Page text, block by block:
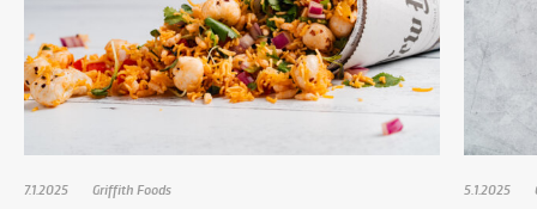
7.1.2025 Griffith Foods 5.1.2025